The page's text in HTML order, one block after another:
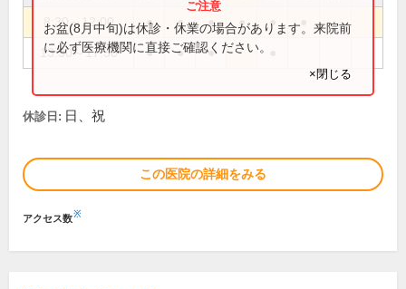
8:30～12:00 ● ● ● ● ●
13:30～17:30 ● ● ●
お盆(8月中旬)は休診・休業の場合があります。来院前
に必ず医療機関に直接ご確認ください。
×閉じる
休診日: 日、祝
この医院の詳細をみる
アクセス数※